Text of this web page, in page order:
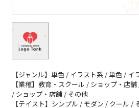
【ジャンル】単色 / イラスト系 / 単色 / イ
【業種】教育・スクール / ショップ・店
/ ショップ・店舗 / その他
【テイスト】シンプル / モダン / クール /